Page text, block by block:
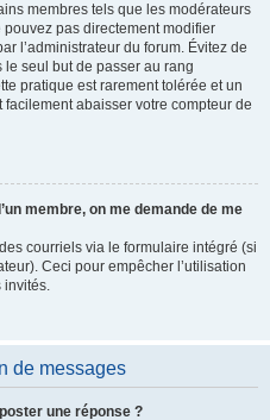
membres tels que les modérateurs
pas directement modifier
l’administrateur du forum. Évitez de
seul but de passer au rang
pratique est rarement tolérée et un
abaisser votre compteur de
membre, on me demande de me
courriels via le formulaire intégré (si
Ceci pour empêcher l’utilisation
invités.
de messages
une réponse ?